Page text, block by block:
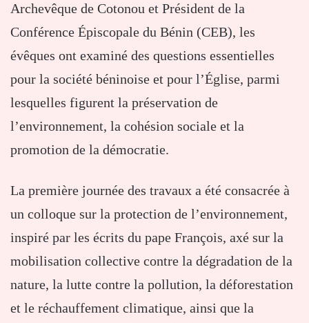
Archevêque de Cotonou et Président de la
Conférence Épiscopale du Bénin (CEB), les
évêques ont examiné des questions essentielles
pour la société béninoise et pour l’Église, parmi
lesquelles figurent la préservation de
l’environnement, la cohésion sociale et la
promotion de la démocratie.
La première journée des travaux a été consacrée à
un colloque sur la protection de l’environnement,
inspiré par les écrits du pape François, axé sur la
mobilisation collective contre la dégradation de la
nature, la lutte contre la pollution, la déforestation
et le réchauffement climatique, ainsi que la